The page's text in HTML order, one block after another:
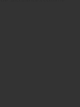
pièce parfaitement